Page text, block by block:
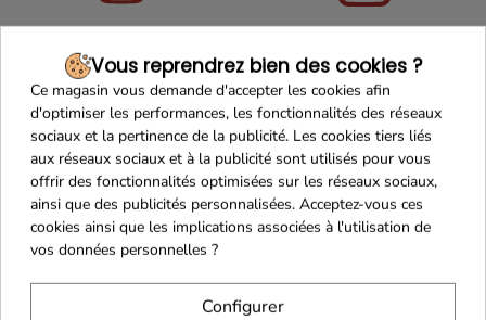
Franco de port 79€ Livraison 24h/48h
Cadeaux dès 99€
Vous reprendrez bien des cookies ?
Ce magasin vous demande d'accepter les cookies afin
d'optimiser les performances, les fonctionnalités des réseaux
sociaux et la pertinence de la publicité. Les cookies tiers liés
aux réseaux sociaux et à la publicité sont utilisés pour vous
offrir des fonctionnalités optimisées sur les réseaux sociaux,
ainsi que des publicités personnalisées. Acceptez-vous ces
cookies ainsi que les implications associées à l'utilisation de
vos données personnelles ?
Configurer